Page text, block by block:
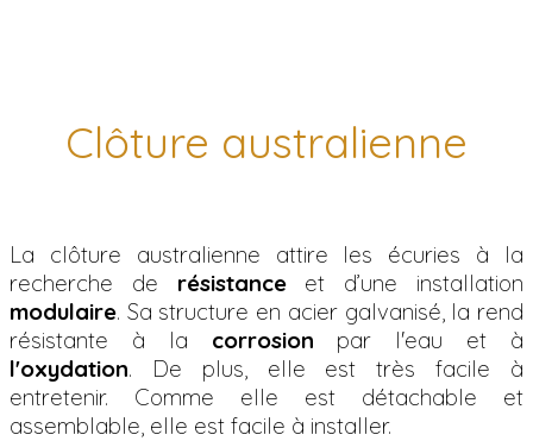
Clôture australienne
La clôture australienne attire les écuries à la
recherche de résistanceet d’une installation
modulaire. Sa structure en acier galvanisé, la rend
résistante à la corrosion par l'eau et à
l'oxydation. De plus, elle est très facile à
entretenir. Comme elle est détachable et
assemblable, elle est facile à installer.